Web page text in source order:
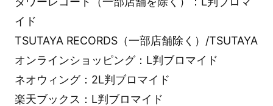
イド
TSUTAYA RECORDS（一部店舗除く）/TSUTAYA
オンラインショッピング：L判ブロマイド
ネオウィング：2L判ブロマイド
楽天ブックス：L判ブロマイド